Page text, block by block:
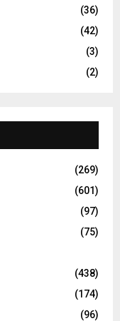
(36)
(42)
(3)
(2)
(269)
(601)
(97)
(75)
(438)
(174)
(96)